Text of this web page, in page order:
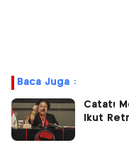
Baca Juga :
Catat!
Ikut